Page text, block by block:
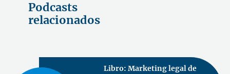
Podcasts
relacionados
Libro: Marketing legal de